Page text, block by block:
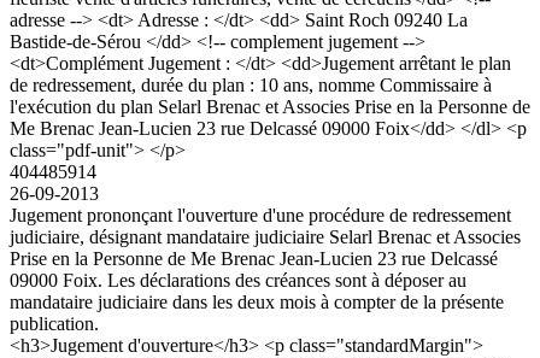
adresse --> <dt> Adresse : </dt> <dd> Saint Roch 09240 La
Bastide-de-Sérou </dd> <!-- complement jugement -->
<dt>Complément Jugement : </dt> <dd>Jugement arrêtant le plan
de redressement, durée du plan : 10 ans, nomme Commissaire à
l'exécution du plan Selarl Brenac et Associes Prise en la Personne de
Me Brenac Jean-Lucien 23 rue Delcassé 09000 Foix</dd> </dl> <p
class="pdf-unit"> </p>
404485914
26-09-2013
Jugement prononçant l'ouverture d'une procédure de redressement
judiciaire, désignant mandataire judiciaire Selarl Brenac et Associes
Prise en la Personne de Me Brenac Jean-Lucien 23 rue Delcassé
09000 Foix. Les déclarations des créances sont à déposer au
mandataire judiciaire dans les deux mois à compter de la présente
publication.
<h3>Jugement d'ouverture</h3> <p class="standardMargin">